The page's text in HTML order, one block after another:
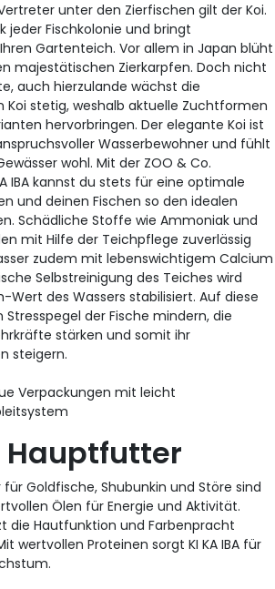
unter den Zierfischen gilt der Koi.
jeder Fischkolonie und bringt
Gartenteich. Vor allem in Japan blüht
majestätischen Zierkarpfen. Doch nicht
auch hierzulande wächst die
Koi stetig, weshalb aktuelle Zuchtformen
hervorbringen. Der elegante Koi ist
Wasserbewohner und fühlt
wohl. Mit der ZOO & Co.
IBA kannst du stets für eine optimale
und deinen Fischen so den idealen
Schädliche Stoffe wie Ammoniak und
mit Hilfe der Teichpflege zuverlässig
zudem mit lebenswichtigem Calcium
Selbstreinigung des Teiches wird
des Wassers stabilisiert. Auf diese
Stresspegel der Fische mindern, die
stärken und somit ihr
steigern.
Verpackungen mit leicht
Hauptfutter
für Goldfische, Shubunkin und Störe sind
Ölen für Energie und Aktivität.
die Hautfunktion und Farbenpracht
wertvollen Proteinen sorgt KI KA IBA für